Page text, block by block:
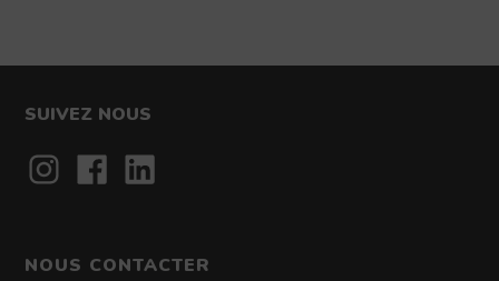
SUIVEZ NOUS
Contact
NOUS CONTACTER